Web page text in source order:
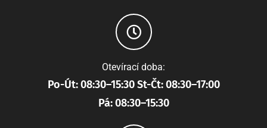
Otevírací doba:
Po-Út: 08:30–15:30 St-Čt: 08:30–17:00
Pá: 08:30–15:30